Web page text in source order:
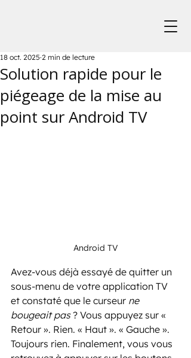
Solution rapide pour le
piégeage de la mise au
point sur Android TV
18 oct. 2025 2 min de lecture
Android TV
Avez-vous déjà essayé de quitter un
sous-menu de votre application TV
et constaté que le curseur ne
bougeait pas ? Vous appuyez sur «
Retour ». Rien. « Haut ». « Gauche ».
Toujours rien. Finalement, vous vous